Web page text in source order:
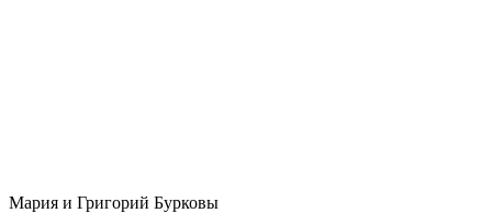
Мария и Григорий Бурковы